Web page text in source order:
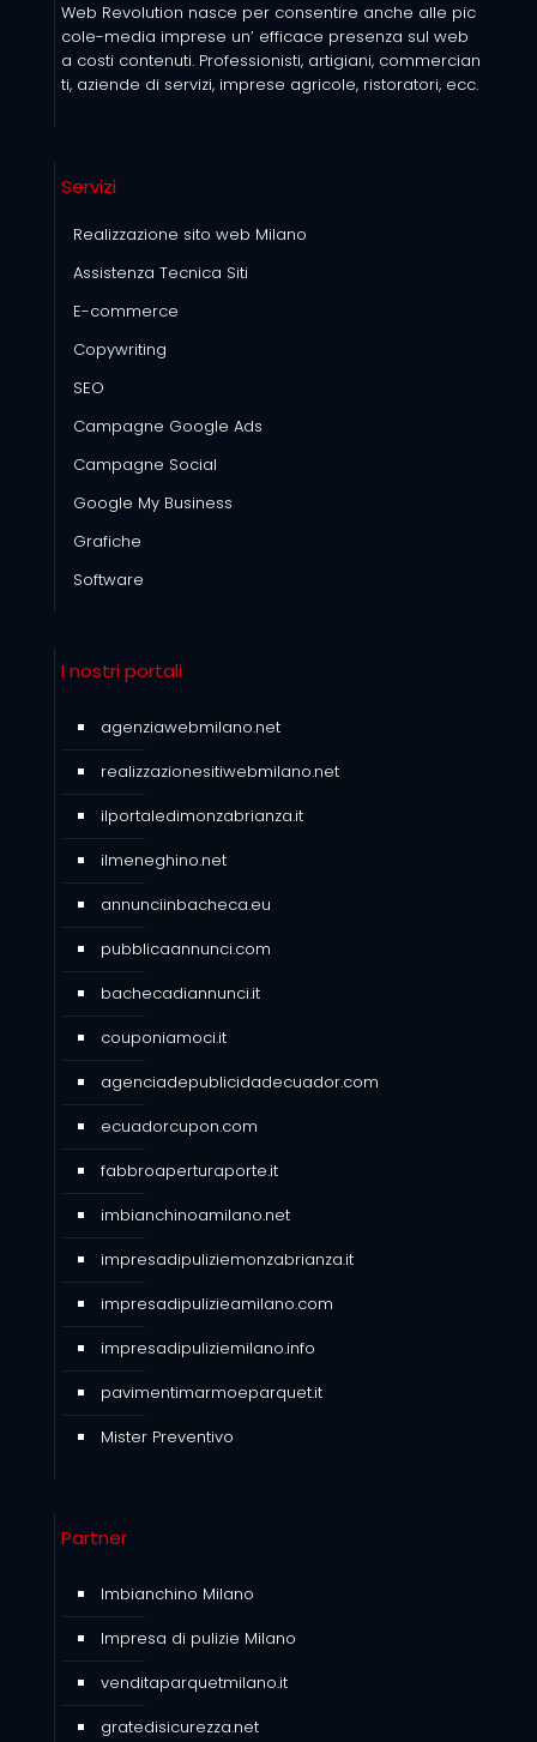
Web Revolution nasce per consentire anche alle pic
cole-media imprese un’ efficace presenza sul web
a costi contenuti. Professionisti, artigiani, commercian
ti, aziende di servizi, imprese agricole, ristoratori, ecc.
Servizi
Realizzazione sito web Milano
Assistenza Tecnica Siti
E-commerce
Copywriting
SEO
Campagne Google Ads
Campagne Social
Google My Business
Grafiche
Software
I nostri portali
agenziawebmilano.net
realizzazionesitiwebmilano.net
ilportaledimonzabrianza.it
ilmeneghino.net
annunciinbacheca.eu
pubblicaannunci.com
bachecadiannunci.it
couponiamoci.it
agenciadepublicidadecuador.com
ecuadorcupon.com
fabbroaperturaporte.it
imbianchinoamilano.net
impresadipuliziemonzabrianza.it
impresadipulizieamilano.com
impresadipuliziemilano.info
pavimentimarmoeparquet.it
Mister Preventivo
Partner
Imbianchino Milano
Impresa di pulizie Milano
venditaparquetmilano.it
gratedisicurezza.net